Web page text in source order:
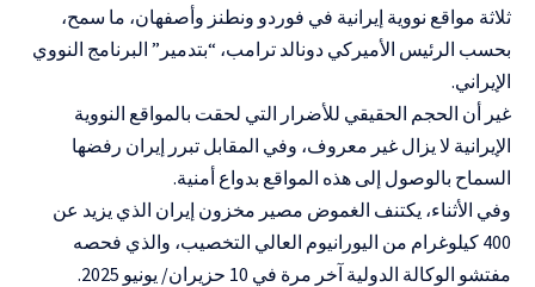
ثلاثة مواقع نووية إيرانية في فوردو ونطنز وأصفهان، ما سمح،
بحسب الرئيس الأميركي دونالد ترامب، “بتدمير” البرنامج النووي
الإيراني.
غير أن الحجم الحقيقي للأضرار التي لحقت بالمواقع النووية
الإيرانية لا يزال غير معروف، وفي المقابل تبرر إيران رفضها
السماح بالوصول إلى هذه المواقع بدواع أمنية.
وفي الأثناء، يكتنف الغموض مصير مخزون إيران الذي يزيد عن
400 كيلوغرام من اليورانيوم العالي التخصيب، والذي فحصه
مفتشو الوكالة الدولية آخر مرة في 10 حزيران/ يونيو 2025.